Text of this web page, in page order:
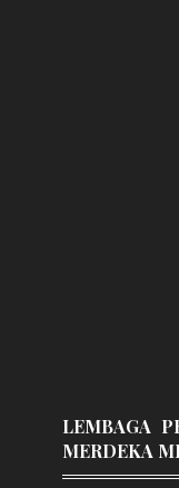
LEMBAGA
MERDEKA